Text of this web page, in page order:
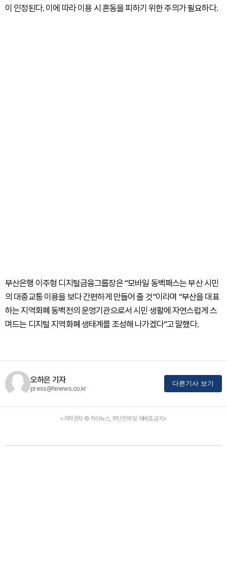
이 인정된다. 이에 따라 이용 시 혼동을 피하기 위한 주의가 필요하다.
부산은행 이주형 디지털금융그룹장은 “모바일 동백패스는 부산 시민
의 대중교통 이용을 보다 간편하게 만들어 줄 것”이라며 “부산을 대표
하는 지역화폐 동백전의 운영기관으로서 시민 생활에 자연스럽게 스
며드는 디지털 지역화폐 생태계를 조성해 나가겠다”고 말했다.
오하은 기자
press@hinews.co.kr
다른기사 보기
<저작권자 © 하이뉴스, 무단전재 및 재배포 금지>